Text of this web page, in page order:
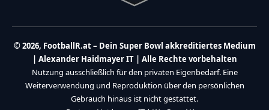
© 2026, FootballR.at – Dein Super Bowl akkreditiertes Medium
| Alexander Haidmayer IT | Alle Rechte vorbehalten
Nutzung ausschließlich für den privaten Eigenbedarf. Eine
Weiterverwendung und Reproduktion über den persönlichen
Gebrauch hinaus ist nicht gestattet.